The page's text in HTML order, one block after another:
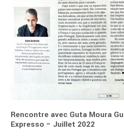
Rencontre avec Guta Moura
Expresso – Juillet 2022